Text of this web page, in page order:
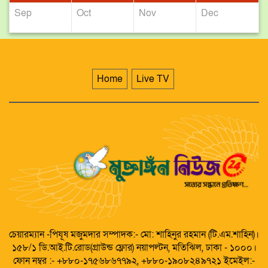
Sep Oct Nov Dec
Home Live TV
চেয়ারম্যান -পিযূষ মজুমদার সম্পাদক:- মো: শাহিনুর রহমান (টি.এম.শাহিন)।
১৫৮/১ ডি.আই.টি.রোড(গ্রাউন্ড ফ্লোর) নয়াপল্টন, মতিঝিল, ঢাকা - ১০০০।
ফোন নম্বর :- +৮৮০-১৭৫৬৮৬৭৭৯২, +৮৮০-১৯০৮২৪৯৭২১ ইমেইল:-